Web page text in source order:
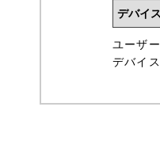
デバイ
ユーザ
デバイ